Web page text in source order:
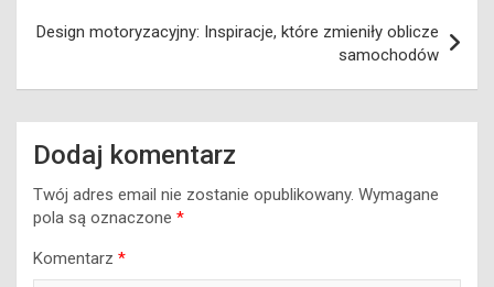
Design motoryzacyjny: Inspiracje, które zmieniły oblicze
samochodów
Dodaj komentarz
Twój adres email nie zostanie opublikowany. Wymagane
pola są oznaczone *
Komentarz *